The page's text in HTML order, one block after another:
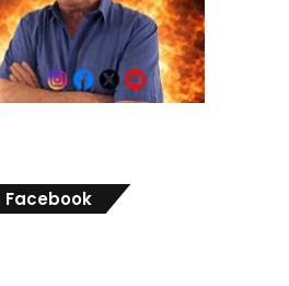
Facebook